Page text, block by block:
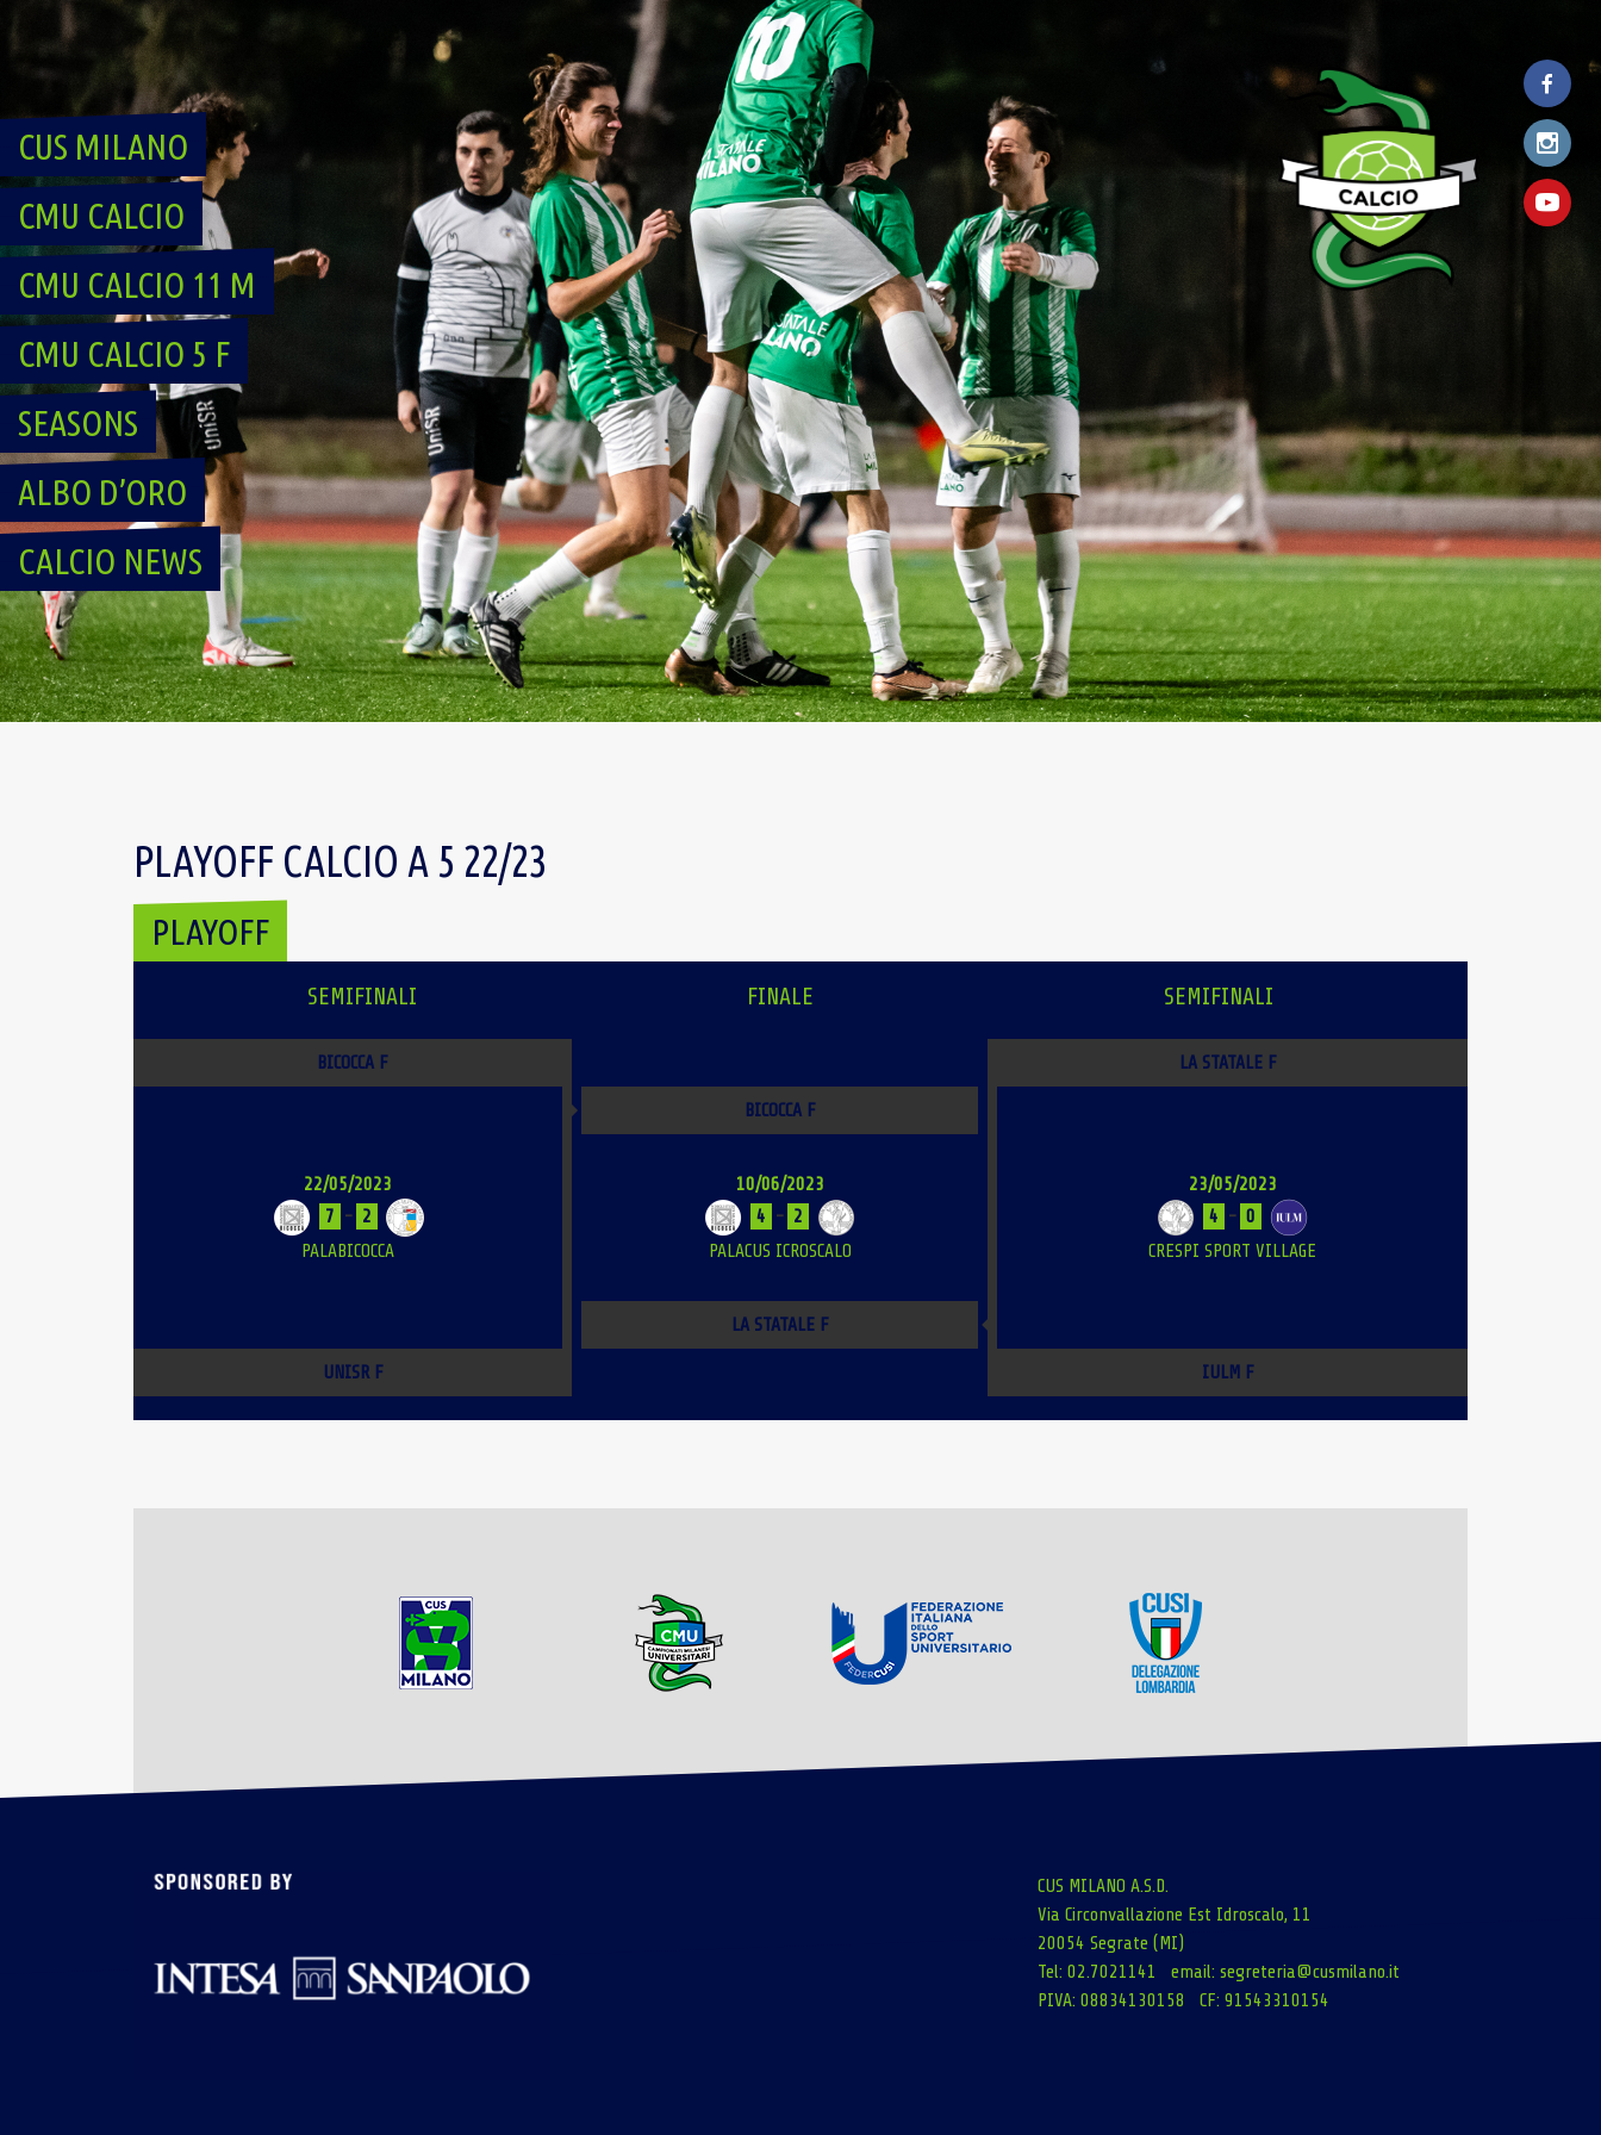
content
CUS MILANO
CMU CALCIO
CMU CALCIO 11 M
CMU CALCIO 5 F
SEASONS
ALBO D’ORO
CALCIO NEWS
PLAYOFF CALCIO A 5 22/23
PLAYOFF
SEMIFINALI FINALE SEMIFINALI
BICOCCA F LA STATALE F
22/05/2023
7 - 2
PALABICOCCA
BICOCCA F
23/05/2023
4 - 0
CRESPI SPORT VILLAGE
10/06/2023
4 - 2
PALACUS ICROSCALO
LA STATALE F
UNISR F IULM F
CUS MILANO A.S.D.
Via Circonvallazione Est Idroscalo, 11
20054 Segrate (MI)
Tel: 02.7021141 email: segreteria@cusmilano.it
PIVA: 08834130158 CF: 91543310154